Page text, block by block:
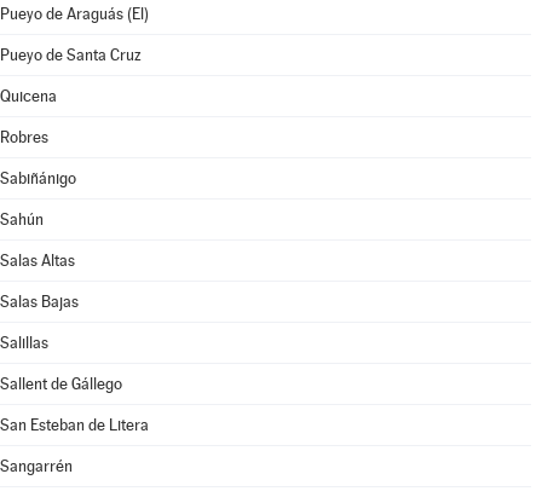
Pueyo de Araguás (El)
Pueyo de Santa Cruz
Quicena
Robres
Sabiñánigo
Sahún
Salas Altas
Salas Bajas
Salillas
Sallent de Gállego
San Esteban de Litera
Sangarrén